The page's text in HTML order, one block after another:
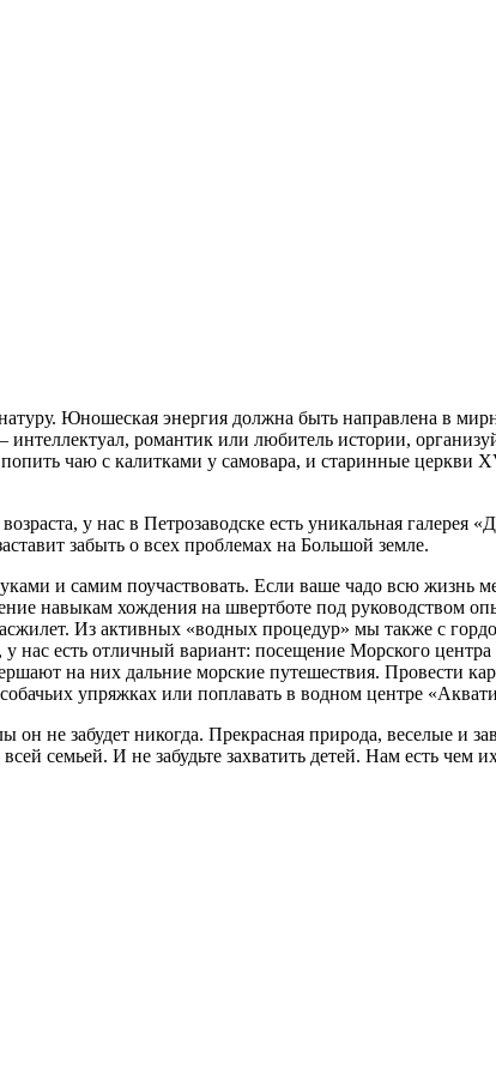
Юношеская энергия должна быть направлена в
романтик или любитель истории,
чаю с калитками у самовара, и старинные церкви
у нас в Петрозаводске есть уникальная
забыть о всех проблемах на Большой земле.
и самим поучаствовать. Если ваше чадо всю жизнь
навыкам хождения на швертботе под руководством
Из активных «водных процедур» мы также с
есть отличный вариант: посещение Морского
на них дальние морские путешествия. Провести
упряжках или поплавать в водном центре
не забудет никогда. Прекрасная природа, веселые и
семьей. И не забудьте захватить детей. Нам есть чем